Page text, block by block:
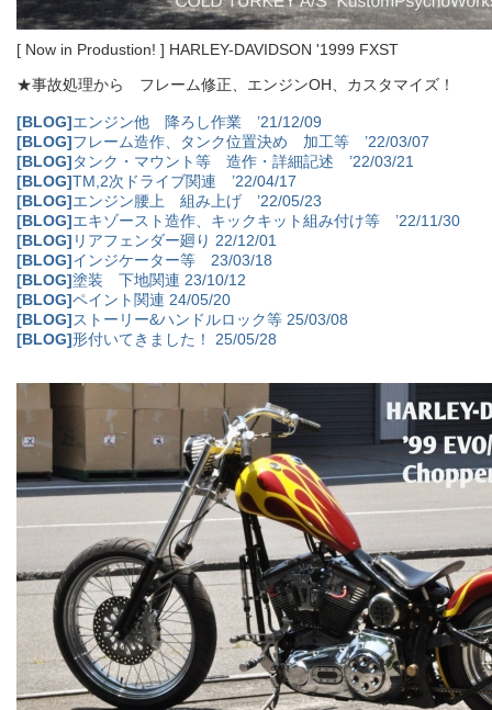
[ Now in Produstion! ] HARLEY-DAVIDSON '1999 FXST
★事故処理から フレーム修正、エンジンOH、カスタマイズ！
[BLOG]エンジン他 降ろし作業 ’21/12/09
[BLOG]フレーム造作、タンク位置決め 加工等 ’22/03/07
[BLOG]タンク・マウント等 造作・詳細記述 ’22/03/21
[BLOG]TM,2次ドライブ関連 ’22/04/17
[BLOG]エンジン腰上 組み上げ ’22/05/23
[BLOG]エキゾースト造作、キックキット組み付け等 ’22/11/30
[BLOG] リアフェンダー廻り 22/12/01
[BLOG]インジケーター等 23/03/18
[BLOG]塗装 下地関連 23/10/12
[BLOG]ペイント関連 24/05/20
[BLOG]ストーリー&ハンドルロック等 25/03/08
[BLOG]形付いてきました！ 25/05/28